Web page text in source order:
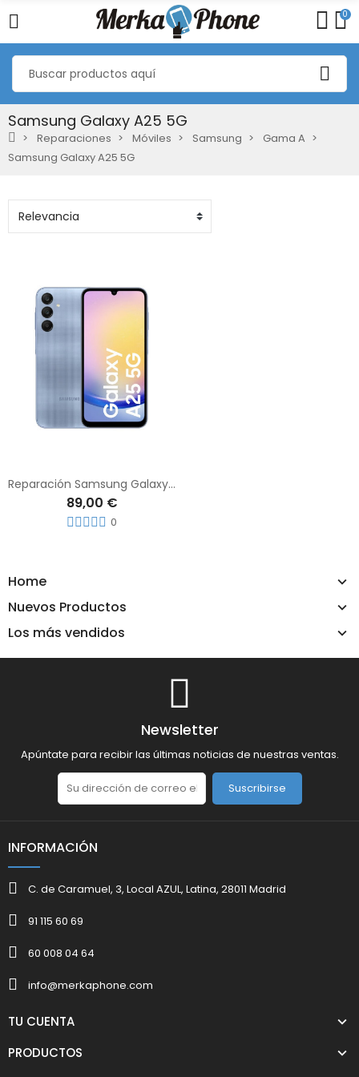
0
Samsung Galaxy A25 5G
Reparaciones Móviles Samsung
Gama A
Samsung Galaxy A25 5G
Home
Nuevos Productos
Los más vendidos
Reparación Samsung Galaxy A25 5G
89,00 €
0
Newsletter
Apúntate para recibir las últimas noticias de nuestras ventas.
Suscribirse
INFORMACIÓN
C. de Caramuel, 3, Local AZUL, Latina, 28011 Madrid
91 115 60 69
60 008 04 64
info@merkaphone.com
TU CUENTA
PRODUCTOS